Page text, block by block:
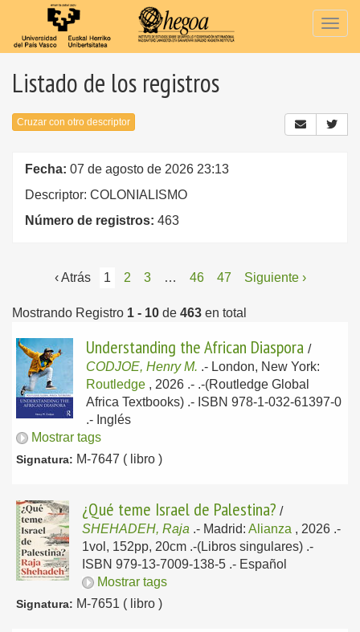
Listado de los registros
Cruzar con otro descriptor
Fecha: 07 de agosto de 2026 23:13
Descriptor: COLONIALISMO
Número de registros: 463
‹ Atrás 1 2 3 … 46 47 Siguiente ›
Mostrando Registro 1 - 10 de 463 en total
Understanding the African Diaspora /
CODJOE, Henry M. .- London, New York:
Routledge , 2026 .- .-(Routledge Global
Africa Textbooks) .- ISBN 978-1-032-61397-0
.- Inglés
Mostrar tags
Signatura: M-7647 ( libro )
¿Qué teme Israel de Palestina? /
SHEHADEH, Raja .- Madrid: Alianza , 2026 .-
1vol, 152pp, 20cm .-(Libros singulares) .-
ISBN 979-13-7009-138-5 .- Español
Mostrar tags
Signatura: M-7651 ( libro )